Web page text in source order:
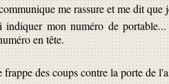
me rassure et me dit que
mon numéro de
en tête.
frappe des coups contre la porte de